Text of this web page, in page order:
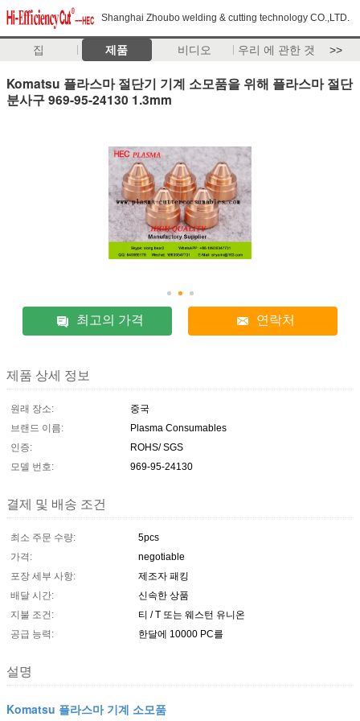
Shanghai Zhoubo welding & cutting technology CO.,LTD.
집 제품 비디오 우리 에 관한 것 >>
Komatsu 플라스마 절단기 기계 소모품을 위해 플라스마 절단
분사구 969-95-24130 1.3mm
최고의 가격 연락처
제품 상세 정보
원래 장소:
중국
브랜드 이름:
Plasma Consumables
인증:
ROHS/ SGS
모델 번호:
969-95-24130
결제 및 배송 조건
최소 주문 수량:
5pcs
가격:
negotiable
포장 세부 사항:
제조자 패킹
배달 시간:
신속한 상품
지불 조건:
티 / T 또는 웨스턴 유니온
공급 능력:
한달에 10000 PC를
설명
Komatsu 플라스마 기계 소모품